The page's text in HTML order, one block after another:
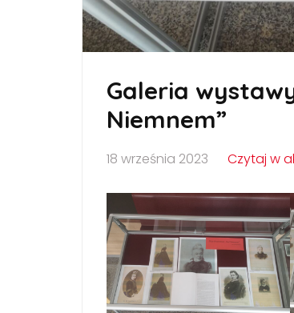
Galeria
Niemnem”
18 września 2023 Czytaj w